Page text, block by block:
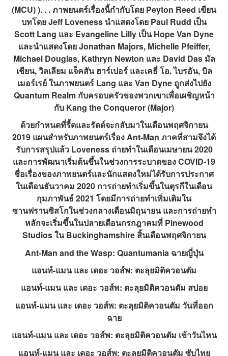
(MCU) ). . . ภาพยนตร์เรื่องนี้กำกับโดย Peyton Reed เขียน
บทโดย Jeff Loveness นำแสดงโดย Paul Rudd เป็น
Scott Lang และ Evangeline Lilly เป็น Hope Van Dyne
และนำแสดงโดย Jonathan Majors, Michelle Pfeiffer,
Michael Douglas, Kathryn Newton และ David Das มัล
เชียน, วิลเลียม แจ็คสัน ฮาร์เปอร์ และเคธี่ โอ. ไบรอัน, บิล
เมอร์เรย์ ในภาพยนตร์ Lang และ Van Dyne ถูกส่งไปยัง
Quantum Realm กับครอบครัวของพวกเขาเพื่อเผชิญหน้า
กับ Kang the Conqueror (Major)
ด้วยกำหนดที่รี้ดและรัดด์จะกลับมาในเดือนพฤศจิกายน
2019 แผนสำหรับภาพยนตร์เรื่อง Ant-Man ภาคที่สามจึงได้
รับการสรุปแล้ว Loveness ถ่ายทำในเดือนเมษายน 2020
และการพัฒนาเริ่มต้นขึ้นในช่วงการระบาดของ COVID-19
ชื่อเรื่องของภาพยนตร์และนักแสดงใหม่ได้รับการประกาศ
ในเดือนธันวาคม 2020 การถ่ายทำเริ่มขึ้นในตุรกีในเดือน
กุมภาพันธ์ 2021 โดยมีการถ่ายทำเพิ่มเติมใน
ซานฟรานซิสโกในช่วงกลางเดือนมิถุนายน และการถ่ายทำ
หลักจะเริ่มขึ้นในปลายเดือนกรกฎาคมที่ Pinewood
Studios ใน Buckinghamshire สิ้นเดือนพฤศจิกายน
Ant-Man and the Wasp: Quantumania ฉายญี่ปุ่น
แอนท์-แมน และ เดอะ วอส์พ: ตะลุยมิติควอนตัม
แอนท์-แมน และ เดอะ วอส์พ: ตะลุยมิติควอนตัม สปอย
แอนท์-แมน และ เดอะ วอส์พ: ตะลุยมิติควอนตัม วันที่ออก
ฉาย
แอนท์-แมน และ เดอะ วอส์พ: ตะลุยมิติควอนตัม เข้าวันไหน
แอนท์-แมน และ เดอะ วอส์พ: ตะลุยมิติควอนตัม ซับไทย